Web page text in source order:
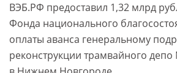
ВЭБ.РФ предоставил 1,32 млрд
Фонда национального
оплаты аванса генеральному
реконструкции трамвайного